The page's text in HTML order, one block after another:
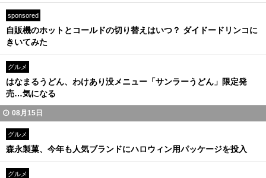
sponsored
自販機のホットとコールドの切り替えはいつ？ ダイドードリンコに
きいてみた
グルメ
はなまるうどん、わけあり没メニュー「サンラーうどん」限定発
売…気になる
08月15日
グルメ
森永製菓、今年も人気ブランドにハロウィン用パッケージを投入
グルメ